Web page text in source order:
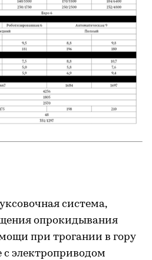
система,
опрокидывания
при трогании в гору
с электроприводом